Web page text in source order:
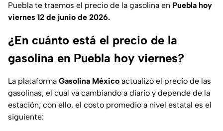
Puebla te traemos el precio de la gasolina en Puebla hoy
viernes 12 de junio de 2026.
¿En cuánto está el precio de la
gasolina en Puebla hoy viernes?
La plataforma Gasolina México actualizó el precio de las
gasolinas, el cual va cambiando a diario y depende de la
estación; con ello, el costo promedio a nivel estatal es el
siguiente: